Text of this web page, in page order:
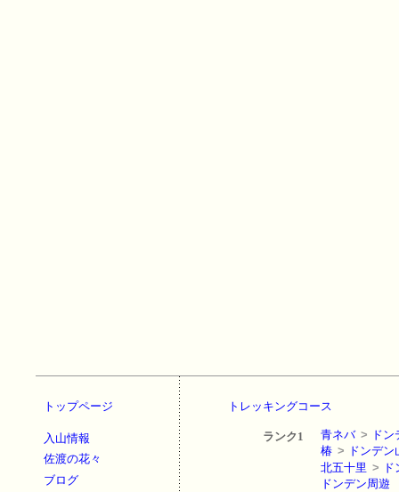
トップページ
入山情報
佐渡の花々
ブログ
トレッキングコース
ランク1 青ネバ > ド
椿 > ドンデン
北五十里 >
ドンデン周遊